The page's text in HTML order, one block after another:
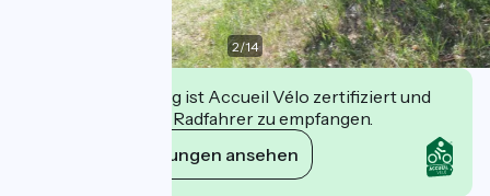
2/14
Diese Einrichtung ist Accueil Vélo zertifiziert und
verpflichtet sich, Radfahrer zu empfangen.
Ihre Verpflichtungen ansehen